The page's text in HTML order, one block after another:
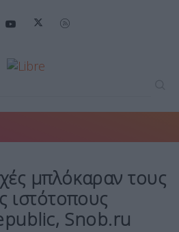
μπλόκαραν τους
ιστότοπους
Snob.ru